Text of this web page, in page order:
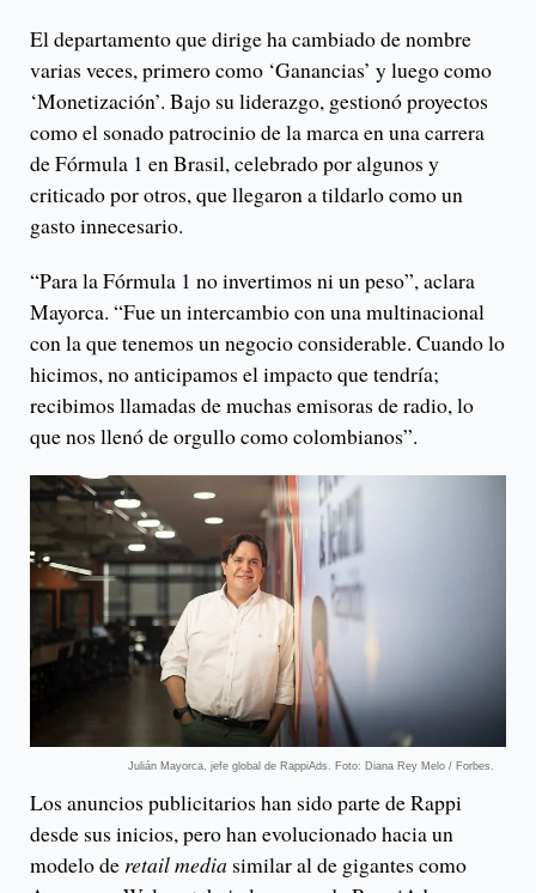
El departamento que dirige ha cambiado de nombre
varias veces, primero como ‘Ganancias’ y luego como
‘Monetización’. Bajo su liderazgo, gestionó proyectos
como el sonado patrocinio de la marca en una carrera
de Fórmula 1 en Brasil, celebrado por algunos y
criticado por otros, que llegaron a tildarlo como un
gasto innecesario.
“Para la Fórmula 1 no invertimos ni un peso”, aclara
Mayorca. “Fue un intercambio con una multinacional
con la que tenemos un negocio considerable. Cuando lo
hicimos, no anticipamos el impacto que tendría;
recibimos llamadas de muchas emisoras de radio, lo
que nos llenó de orgullo como colombianos”.
Julián Mayorca, jefe global de RappiAds. Foto: Diana Rey Melo / Forbes.
Los anuncios publicitarios han sido parte de Rappi
desde sus inicios, pero han evolucionado hacia un
modelo de retail media similar al de gigantes como